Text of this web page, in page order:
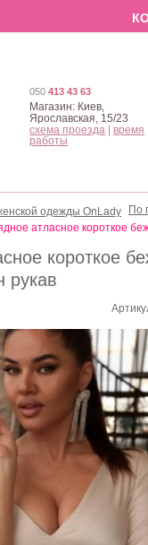
короткое
рукав
По
атласное короткое
050 413 43 63
Магазин: Киев,
Ярославская, 15/23
схема проезда
время
работы